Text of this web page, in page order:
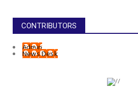
CONTRIBUTORS
Admin
News Desk